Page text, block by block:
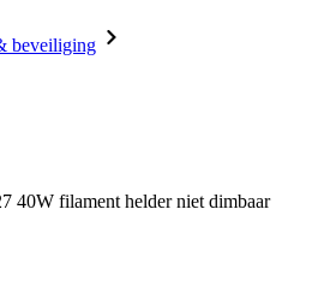
beveiliging
40W filament helder niet dimbaar